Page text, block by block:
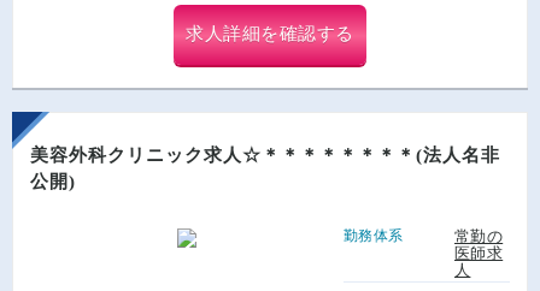
求人詳細を確認する
美容外科クリニック求人☆＊＊＊＊＊＊＊＊(法人名非
公開)
勤務体系
常勤の
医師求
人